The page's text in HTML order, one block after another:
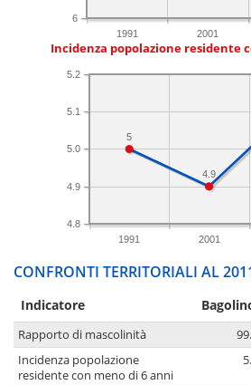
1991 2001
6
Incidenza popolazione residente
1991 2001
4.8
4.9
5.0
5.1
5.2
4.9
5
CONFRONTI TERRITORIALI AL
Indicatore
Rapporto di mascolinità
Incidenza popolazione
residente con meno di 6 anni